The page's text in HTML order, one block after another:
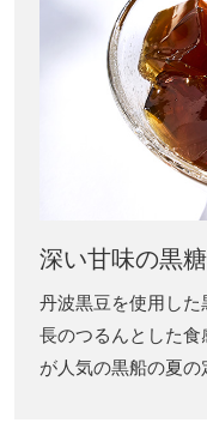
深い甘味の黒
丹波黒豆を使用し
長のつるんとした
が人気の黒船の夏の